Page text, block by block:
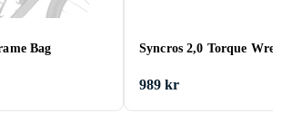
Bag Syncros 2,0 Torque
989 kr